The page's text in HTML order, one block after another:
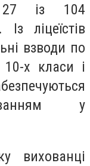
27 із 104
ліцеїстів
взводи по
х класи і
у